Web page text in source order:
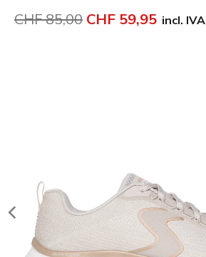
Prezzo ridotto da
CHF 85,00 per
CHF 59,95 incl. IVA